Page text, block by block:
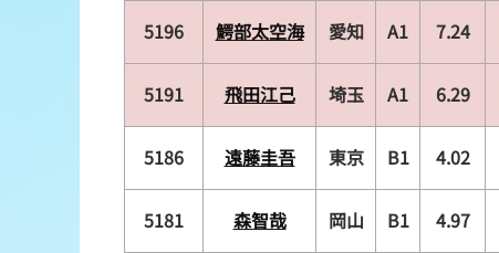
5196 鰐部太空海 愛知 A1 7.24
5191 飛田江己 埼玉 A1 6.29
5186 遠藤圭吾 東京 B1 4.02
5181 森智哉 岡山 B1 4.97